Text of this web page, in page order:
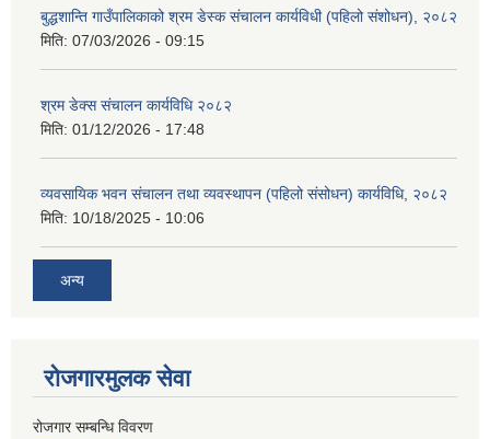
बुद्धशान्ति गाउँपालिकाको श्रम डेस्क संचालन कार्यविधी (पहिलो संशोधन), २०८२
मिति: 07/03/2026 - 09:15
श्रम डेक्स संचालन कार्यविधि २०८२
मिति: 01/12/2026 - 17:48
व्यवसायिक भवन संचालन तथा व्यवस्थापन (पहिलो संसोधन) कार्यविधि, २०८२
मिति: 10/18/2025 - 10:06
अन्य
रोजगारमुलक सेवा
रोजगार सम्बन्धि विवरण